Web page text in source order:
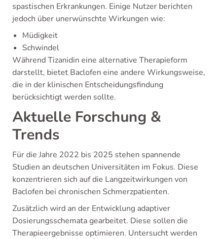
spastischen Erkrankungen. Einige Nutzer berichten
jedoch über unerwünschte Wirkungen wie:
Müdigkeit
Schwindel
Während Tizanidin eine alternative Therapieform
darstellt, bietet Baclofen eine andere Wirkungsweise,
die in der klinischen Entscheidungsfindung
berücksichtigt werden sollte.
Aktuelle Forschung &
Trends
Für die Jahre 2022 bis 2025 stehen spannende
Studien an deutschen Universitäten im Fokus. Diese
konzentrieren sich auf die Langzeitwirkungen von
Baclofen bei chronischen Schmerzpatienten.
Zusätzlich wird an der Entwicklung adaptiver
Dosierungsschemata gearbeitet. Diese sollen die
Therapieergebnisse optimieren. Untersucht werden